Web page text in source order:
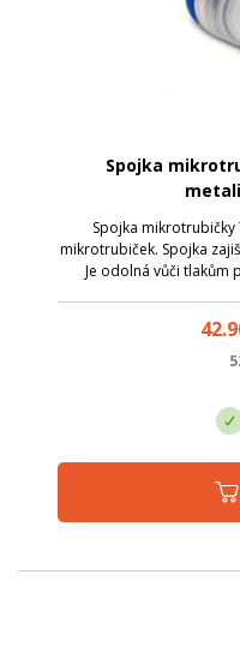
Spojka
Spojka
mikrotrubiček. Spojka
Je odolná vůči tlakům